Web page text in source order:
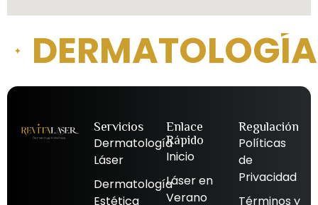
Servicios
Dermatología
Láser
Dermatología
Estética
Enlace
Rápido
Inicio
Láser en
Verano
Regulación
Políticas
de
Privacidad
Términos y